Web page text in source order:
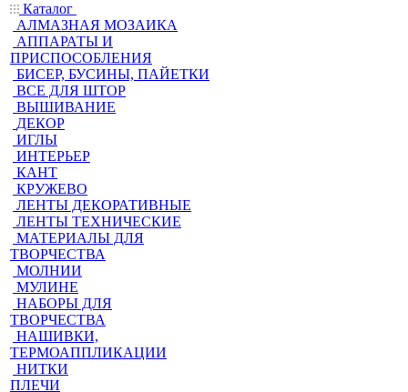
Каталог
АЛМАЗНАЯ МОЗАИКА
АППАРАТЫ И
ПРИСПОСОБЛЕНИЯ
БИСЕР, БУСИНЫ, ПАЙЕТКИ
ВСЕ ДЛЯ ШТОР
ВЫШИВАНИЕ
ДЕКОР
ИГЛЫ
ИНТЕРЬЕР
КАНТ
КРУЖЕВО
ЛЕНТЫ ДЕКОРАТИВНЫЕ
ЛЕНТЫ ТЕХНИЧЕСКИЕ
МАТЕРИАЛЫ ДЛЯ
ТВОРЧЕСТВА
МОЛНИИ
МУЛИНЕ
НАБОРЫ ДЛЯ
ТВОРЧЕСТВА
НАШИВКИ,
ТЕРМОАППЛИКАЦИИ
НИТКИ
ПЛЕЧИ